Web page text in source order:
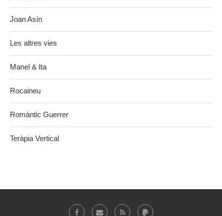
Joan Asín
Les altres vies
Manel & Ita
Rocaineu
Romàntic Guerrer
Teràpia Vertical